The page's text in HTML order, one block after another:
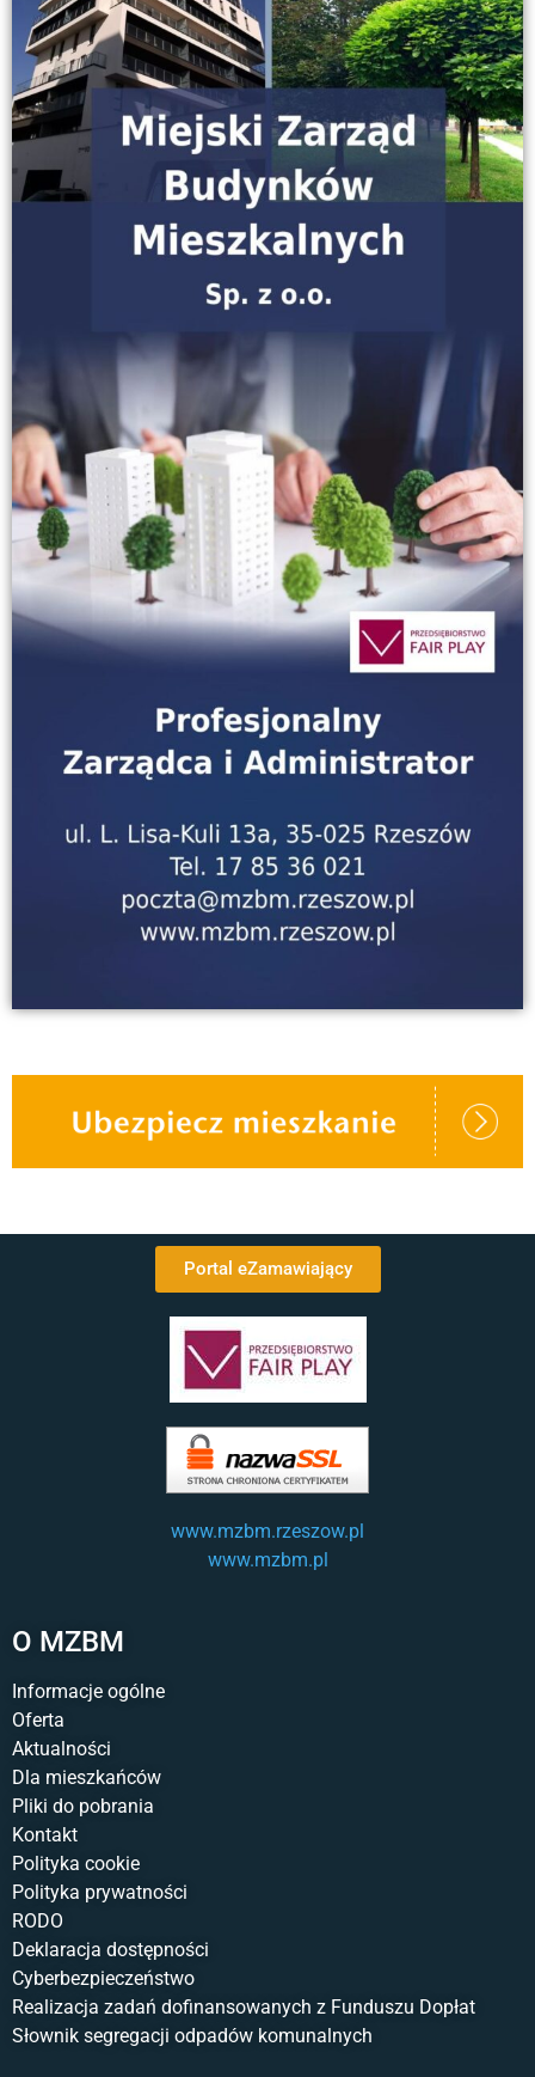
O MZBM
Informacje ogólne
Oferta
Aktualności
Dla mieszkańców
Pliki do pobrania
Kontakt
Polityka cookie
Polityka prywatności
RODO
Deklaracja dostępności
Cyberbezpieczeństwo
Realizacja zadań dofinansowanych z Funduszu Dopłat
Słownik segregacji odpadów komunalnych
Portal eZamawiający
www.mzbm.rzeszow.pl
www.mzbm.pl